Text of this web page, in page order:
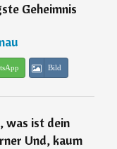
Geheimnis
Bild
was ist dein
Und, kaum